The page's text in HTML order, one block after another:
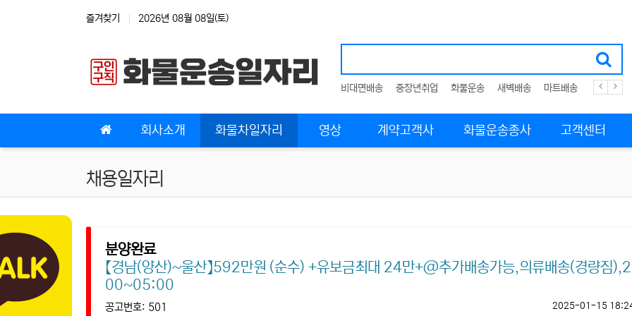
즐겨찾기 2026년 08월 08일(토)
비대면배송 중장년취업 화물운송 새벽배송 마트배송 운전배송직
회사소개 화물차일자리 영상 계약고객사 화물운송종사 고객센터
채용일자리
분양완료
【경남(양산)~울산】592만원 (순수) +유보금최대 24만+@추가배송가능,의류배송(경량짐
00~05:00
공고번호: 501 2025-01-15